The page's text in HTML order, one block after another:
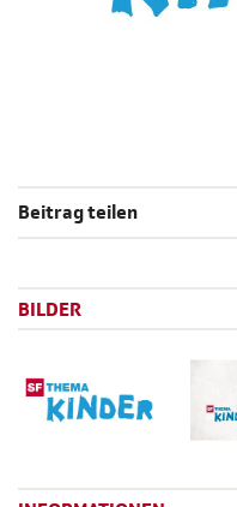
Beitrag teilen
BILDER